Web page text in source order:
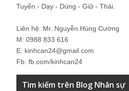
Tuyển - Dạy - Dùng - Giữ - Thải.
Liên hệ: Mr. Nguyễn Hùng Cường
M: 0988 833 616
E: kinhcan24@gmail.com
Fb: fb.com/kinhcan24
Tìm kiếm trên Blog Nhân sự